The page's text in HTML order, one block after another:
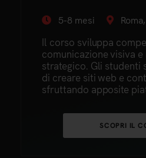
5-8 mesi
Il corso sviluppa
comunicazione visiva
strategico. Gli studenti
di creare siti web e
sfruttando apposite
SCOPRI IL